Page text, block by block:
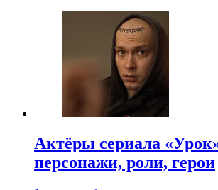
Актёры сериала
персонажи, роли, герои